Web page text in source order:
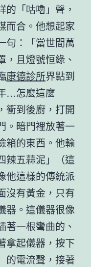
「咕嚕」聲，
而合。他想起家
句：「當世間萬
，且燈號恒綠、
康德診所界點到
…怎麼這麼
衝到後廚，打開
。暗門裡放著一
箱的東西。他輸
辣五蒜泥」（這
他這樣的傳統派
沒有黃金，只有
器。這儀器很像
著一根彎曲的、
拿起儀器，按下
電流聲，接著